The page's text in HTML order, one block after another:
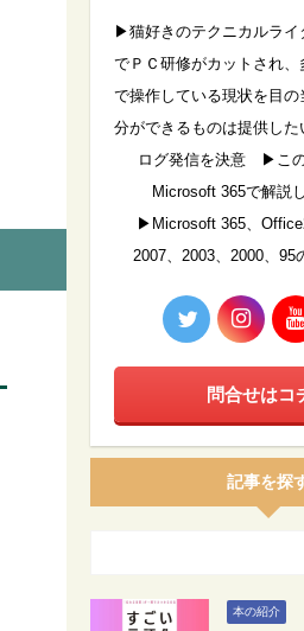
▶︎猫好きのテクニカルラ
でＰＣ研修がカットされ、
で操作している現状を目の
分ができるものは提供し
ログ発信を決意 ▶︎この
Microsoft 365で解説
▶︎Microsoft 365、
2007、2003、2000、95
問合せはコ
記事を探
本の紹介